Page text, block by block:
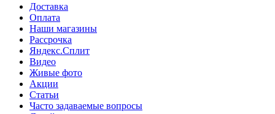
Доставка
Оплата
Наши магазины
Рассрочка
Яндекс.Сплит
Видео
Живые фото
Акции
Статьи
Часто задаваемые вопросы